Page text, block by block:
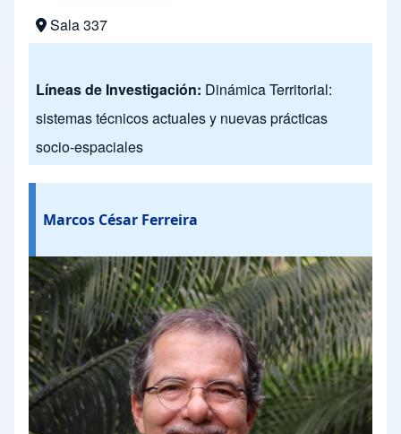
Sala 337
Líneas de Investigación: Dinámica Territorial:
sistemas técnicos actuales y nuevas prácticas
socio-espaciales
Marcos César Ferreira